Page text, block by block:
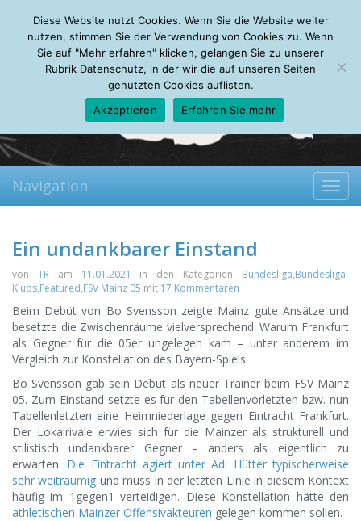
Monday, 10.08.2026
Mein Account
About Autoren Leseempfehlungen FAQ
Navigation
Ein undankbarer Einstand
von TRam 11.01.2021 in den Kategorien Bundesliga,Bundesliga-
Klubs,Featured,FSV Mainz 05 mit 17 Kommentaren
Beim Debüt von Bo Svensson zeigte Mainz gute Ansätze und
besetzte die Zwischenräume vielversprechend. Warum Frankfurt
als Gegner für die 05er ungelegen kam – unter anderem im
Vergleich zur Konstellation des Bayern-Spiels.
Bo Svensson gab sein Debüt als neuer Trainer beim FSV Mainz
05. Zum Einstand setzte es für den Tabellenvorletzten bzw. nun
Tabellenletzten eine Heimniederlage gegen Eintracht Frankfurt.
Der Lokalrivale erwies sich für die Mainzer als strukturell und
stilistisch undankbarer Gegner – anders als eigentlich zu
erwarten. Die Eintracht agiert unter Adi Hütter typischerweise
sehr weiträumig und muss in der letzten Linie in diesem Kontext
häufig im 1gegen1 verteidigen. Diese Konstellation hätte den
athletischen Mainzer Offensivakteuren gelegen kommen sollen.
Diese Website nutzt Cookies. Wenn Sie die Website weiter
nutzen, stimmen Sie der Verwendung von Cookies zu. Wenn
Sie auf "Mehr erfahren" klicken, gelangen Sie zu unserer
Rubrik Datenschutz, in der wir die auf unseren Seiten
genutzten Cookies auflisten.
Akzeptieren
Erfahren Sie mehr